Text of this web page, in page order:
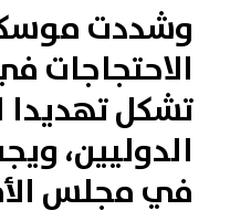
وشددت
الاحتجاجات
تشكل تهديدا
الدوليين،
في مجلس